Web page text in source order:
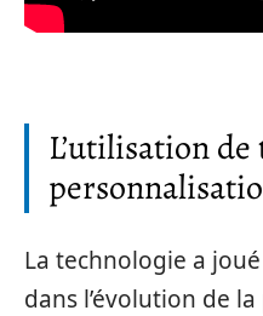
L’utilisation
La technologie a
dans l’évolution de